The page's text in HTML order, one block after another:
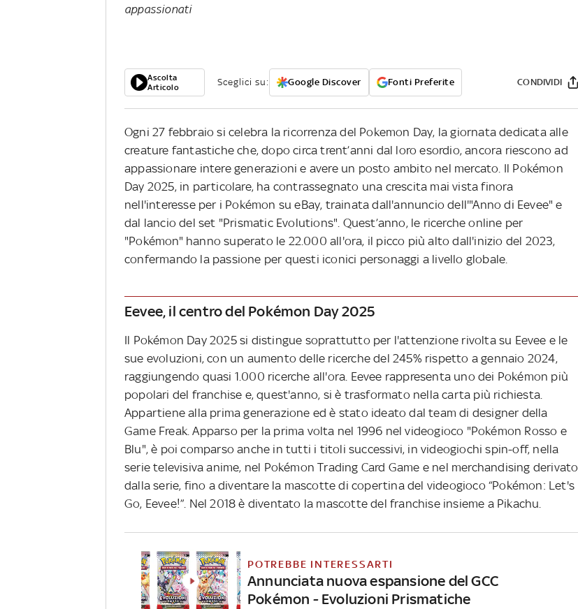
appassionati
Ascolta
Articolo
Sceglici su: Google Discover Fonti Preferite CONDIVIDI
Ogni 27 febbraio si celebra la ricorrenza del Pokemon Day, la giornata dedicata alle
creature fantastiche che, dopo circa trent’anni dal loro esordio, ancora riescono ad
appassionare intere generazioni e avere un posto ambito nel mercato. Il Pokémon
Day 2025, in particolare, ha contrassegnato una crescita mai vista finora
nell'interesse per i Pokémon su eBay, trainata dall'annuncio dell'"Anno di Eevee" e
dal lancio del set "Prismatic Evolutions". Quest’anno, le ricerche online per
"Pokémon" hanno superato le 22.000 all'ora, il picco più alto dall'inizio del 2023,
confermando la passione per questi iconici personaggi a livello globale.
Eevee, il centro del Pokémon Day 2025
Il Pokémon Day 2025 si distingue soprattutto per l'attenzione rivolta su Eevee e le
sue evoluzioni, con un aumento delle ricerche del 245% rispetto a gennaio 2024,
raggiungendo quasi 1.000 ricerche all'ora. Eevee rappresenta uno dei Pokémon più
popolari del franchise e, quest'anno, si è trasformato nella carta più richiesta.
Appartiene alla prima generazione ed è stato ideato dal team di designer della
Game Freak. Apparso per la prima volta nel 1996 nel videogioco "Pokémon Rosso e
Blu", è poi comparso anche in tutti i titoli successivi, in videogiochi spin-off, nella
serie televisiva anime, nel Pokémon Trading Card Game e nel merchandising derivato
dalla serie, fino a diventare la mascotte di copertina del videogioco “Pokémon: Let's
Go, Eevee!”. Nel 2018 è diventato la mascotte del franchise insieme a Pikachu.
POTREBBE INTERESSARTI
Annunciata nuova espansione del GCC
Pokémon - Evoluzioni Prismatiche